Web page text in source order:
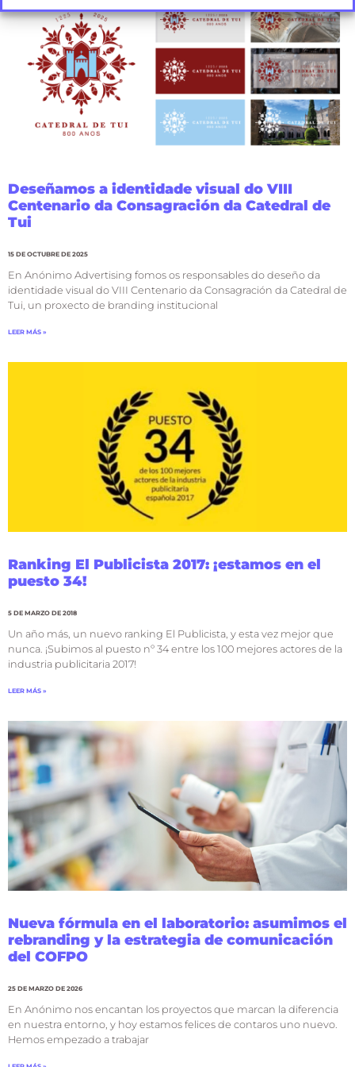
Deseñamos a identidade visual do VIII
Centenario da Consagración da Catedral de
Tui
15 DE OCTUBRE DE 2025
En Anónimo Advertising fomos os responsables do deseño da
identidade visual do VIII Centenario da Consagración da Catedral de
Tui, un proxecto de branding institucional
LEER MÁS »
Ranking El Publicista 2017: ¡estamos en el
puesto 34!
5 DE MARZO DE 2018
Un año más, un nuevo ranking El Publicista, y esta vez mejor que
nunca. ¡Subimos al puesto nº 34 entre los 100 mejores actores de la
industria publicitaria 2017!
LEER MÁS »
Nueva fórmula en el laboratorio: asumimos el
rebranding y la estrategia de comunicación
del COFPO
25 DE MARZO DE 2026
En Anónimo nos encantan los proyectos que marcan la diferencia
en nuestra entorno, y hoy estamos felices de contaros uno nuevo.
Hemos empezado a trabajar